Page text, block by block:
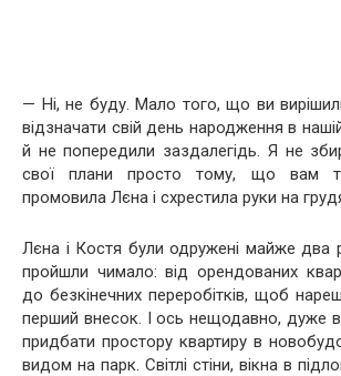
— Ні, не буду. Мало того, що ви
відзначати свій день народження в
й не попередили заздалегідь. Я не
свої плани просто тому, що вам
промовила Лєна і схрестила руки на
Лєна і Костя були одружені майже два
пройшли чимало: від орендованих
до безкінечних переробітків, щоб
перший внесок. І ось нещодавно, дуже
придбати простору квартиру в
видом на парк. Світлі стіни, вікна в